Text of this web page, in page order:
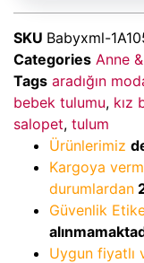
SKU Babyxml-
Categories Anne
Tags aradığın
bebek tulumu, kız
salopet, tulum
Ürünlerimiz
Kargoya
durumlardan
Güvenlik
Uygun fiyatlı